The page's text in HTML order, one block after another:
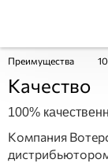
Преимущества
Качество
100%
Компания